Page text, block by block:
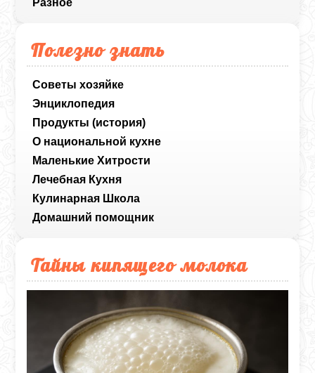
Разное
Полезно знать
Советы хозяйке
Энциклопедия
Продукты (история)
О национальной кухне
Маленькие Хитрости
Лечебная Кухня
Кулинарная Школа
Домашний помощник
Тайны кипящего молока